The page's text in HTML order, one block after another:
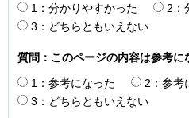
1：分かりやすかった
2：
3：どちらともいえない
質問：このページの内容は参考に
1：参考になった
2：参考
3：どちらともいえない